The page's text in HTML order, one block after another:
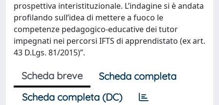
prospettiva interistituzionale. L’indagine si è andata
profilando sull’idea di mettere a fuoco le
competenze pedagogico-educative dei tutor
impegnati nei percorsi IFTS di apprendistato (ex art.
43 D.Lgs. 81/2015)”.
Scheda breve
Scheda completa
Scheda completa (DC)